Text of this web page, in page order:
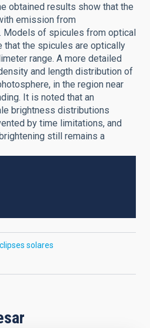
obtained results show that the
emission from
Models of spicules from optical
that the spicules are optically
range. A more detailed
and length distribution of
in the region near
It is noted that an
brightness distributions
by time limitations, and
still remains a
solares